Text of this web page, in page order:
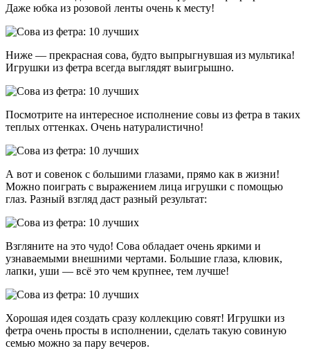
Даже юбка из розовой ленты очень к месту!
Ниже — прекрасная сова, будто выпрыгнувшая из мультика!
Игрушки из фетра всегда выглядят выигрышно.
Посмотрите на интересное исполнение совы из фетра в таких
теплых оттенках. Очень натуралистично!
А вот и совенок с большими глазами, прямо как в жизни!
Можно поиграть с выражением лица игрушки с помощью
глаз. Разный взгляд даст разный результат:
Взгляните на это чудо! Сова обладает очень яркими и
узнаваемыми внешними чертами. Большие глаза, клювик,
лапки, уши — всё это чем крупнее, тем лучше!
Хорошая идея создать сразу коллекцию совят! Игрушки из
фетра очень просты в исполнении, сделать такую совиную
семью можно за пару вечеров.